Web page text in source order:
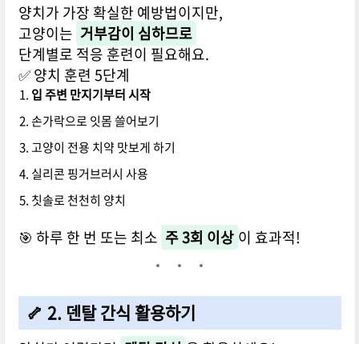
양치가 가장 확실한 예방법이지만,
고양이는 거부감이 심하므로
단계별로 적응 훈련이 필요해요.
✅ 양치 훈련 5단계
입 주변 만지기부터 시작
손가락으로 잇몸 쓸어보기
고양이 전용 치약 맛보게 하기
실리콘 핑거브러시 사용
칫솔로 천천히 양치
🎯 하루 한 번 또는 최소 주 3회 이상 이 효과적!
🦴 2. 덴탈 간식 활용하기